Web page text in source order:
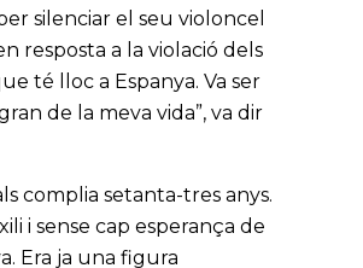
silenciar el seu violoncel
resposta a la violació dels
té lloc a Espanya. Va ser
de la meva vida”, va dir
complia setanta-tres anys.
i sense cap esperança de
Era ja una figura